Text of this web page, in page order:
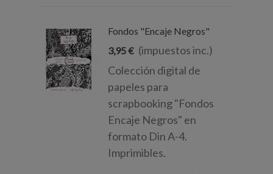
Fondos "Encaje Negros"
3,95 € (impuestos inc.)
Colección digital de
papeles para
scrapbooking "Fondos
Encaje Negros" en
formato Din A-4.
Imprimibles.